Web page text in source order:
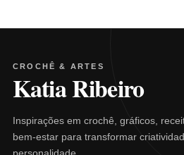
CROCHÊ & ARTES
Katia Ribeiro
Inspirações em crochê, gráficos,
bem-estar para transformar